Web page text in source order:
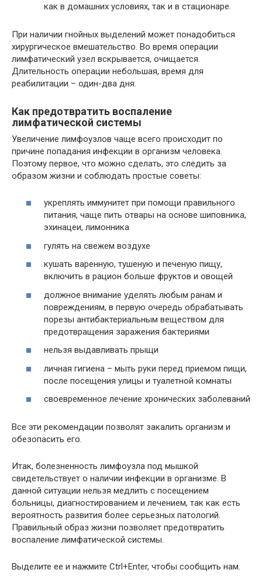
как в домашних условиях, так и в стационаре.
При наличии гнойных выделений может понадобиться
хирургическое вмешательство. Во время операции
лимфатический узел вскрывается, очищается.
Длительность операции небольшая, время для
реабилитации – один-два дня.
Как предотвратить воспаление
лимфатической системы
Увеличение лимфоузлов чаще всего происходит по
причине попадания инфекции в организм человека.
Поэтому первое, что можно сделать, это следить за
образом жизни и соблюдать простые советы:
укреплять иммунитет при помощи правильного
питания, чаще пить отвары на основе шиповника,
эхинацеи, лимонника
гулять на свежем воздухе
кушать варенную, тушеную и печеную пищу,
включить в рацион больше фруктов и овощей
должное внимание уделять любым ранам и
повреждениям, в первую очередь обрабатывать
порезы антибактериальным веществом для
предотвращения заражения бактериями
нельзя выдавливать прыщи
личная гигиена – мыть руки перед приемом пищи,
после посещения улицы и туалетной комнаты
своевременное лечение хронических заболеваний
Все эти рекомендации позволят закалить организм и
обезопасить его.
Итак, болезненность лимфоузла под мышкой
свидетельствует о наличии инфекции в организме. В
данной ситуации нельзя медлить с посещением
больницы, диагностированием и лечением, так как есть
вероятность развития более серьезных патологий.
Правильный образ жизни позволяет предотвратить
воспаление лимфатической системы.
Выделите ее и нажмите Ctrl+Enter, чтобы сообщить нам.